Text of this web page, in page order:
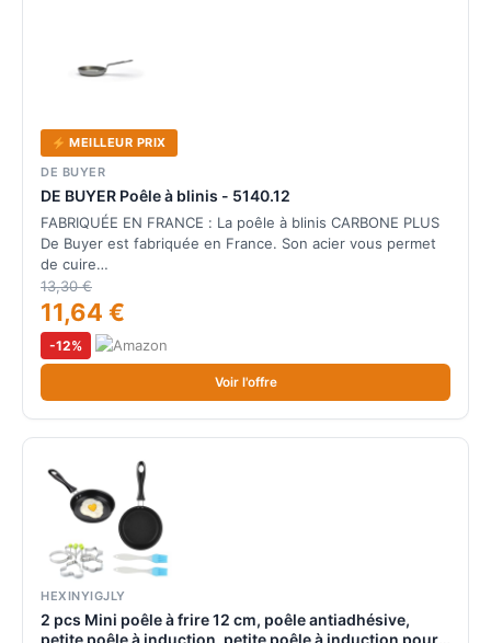
MEILLEUR PRIX
DE BUYER
DE BUYER Poêle à blinis - 5140.12
FABRIQUÉE EN FRANCE : La poêle à blinis CARBONE PLUS
De Buyer est fabriquée en France. Son acier vous permet
de cuire…
13,30 €
11,64 €
-12%
Voir l'offre
HEXINYIGJLY
2 pcs Mini poêle à frire 12 cm, poêle antiadhésive,